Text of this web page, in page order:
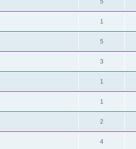
5
1
5
3
1
1
2
4